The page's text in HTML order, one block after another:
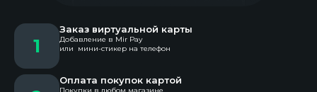
1
Заказ виртуальной карты
Добавление в Mir Pay
или мини-стикер на телефон
Оплата покупок картой